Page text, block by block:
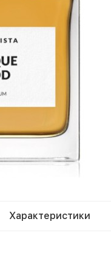
Характеристики